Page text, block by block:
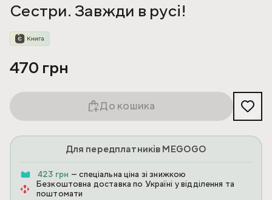
Сестри. Завжди в русі!
470 грн
До кошика
Для передплатників MEGOGO
423 грн — спеціальна ціна зі знижкою
Безкоштовна доставка по Україні у відділення та
поштомати